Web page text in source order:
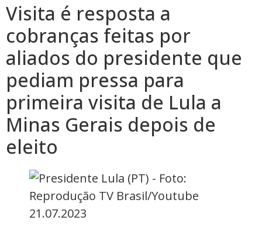
Visita é resposta a
cobranças feitas por
aliados do presidente que
pediam pressa para
primeira visita de Lula a
Minas Gerais depois de
eleito